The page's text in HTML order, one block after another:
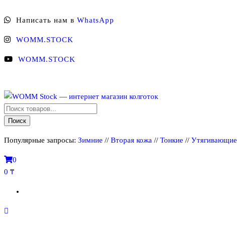
к
Написать нам в WhatsApp
WOMM.STOCK
WOMM.STOCK
WOMM Stock — интернет магазин колготок
Колготки MANZI, Naja Street тонкие, фантазийные, чулки, лосины
Поиск
товаров
Поиск
Популярные запросы: Зимние // Вторая кожа // Тонкие // Утягивающие
0
0 ₸